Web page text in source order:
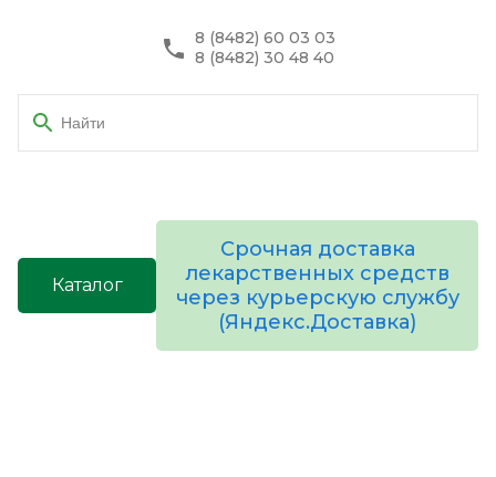
8 (8482) 60 03 03
8 (8482) 30 48 40
Каталог
Срочная доставка
лекарственных средств
через курьерскую службу
(Яндекс.Доставка)